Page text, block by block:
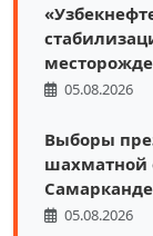
05.08.2026
Выборы
шахматной
Самарканде
05.08.2026